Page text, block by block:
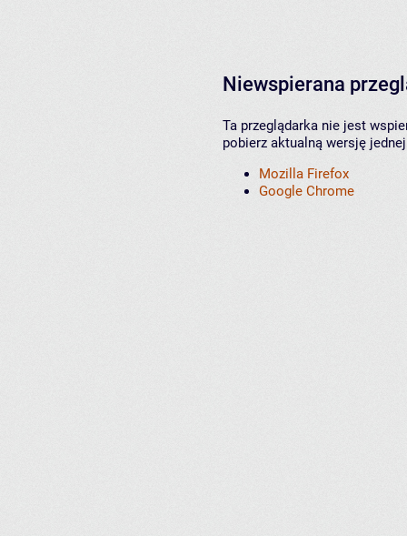
Niewspierana
Ta przeglądarka nie jest
pobierz aktualną wersję
Mozilla Firefox
Google Chrome